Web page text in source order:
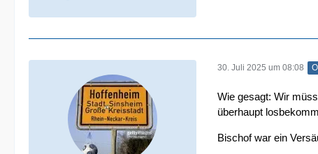
30. Juli 2025 um 08:08
Wie gesagt: Wir
überhaupt
Bischof war ein